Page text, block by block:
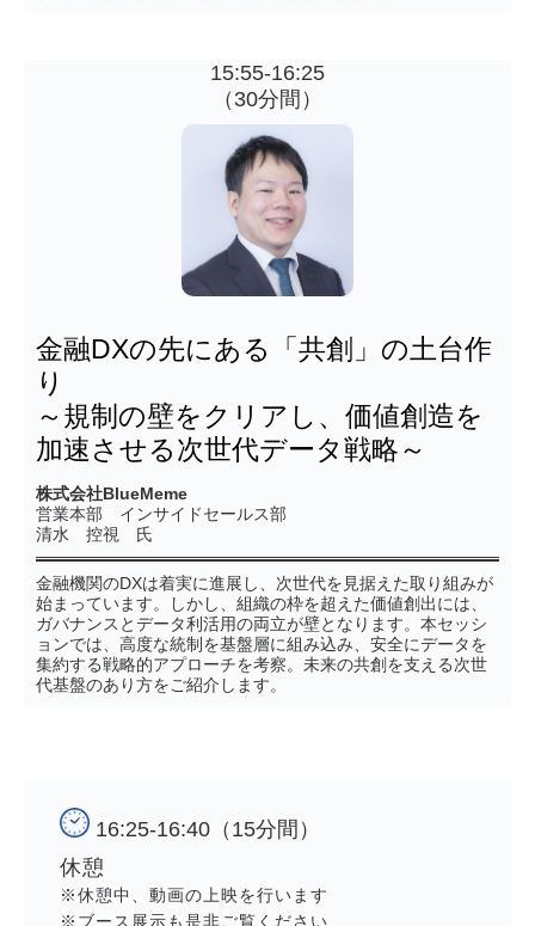
15:55-16:25
（30分間）
金融DXの先にある「共創」の土台作
り
～規制の壁をクリアし、価値創造を
加速させる次世代データ戦略～
株式会社BlueMeme
営業本部 インサイドセールス部
清水 控視 氏
金融機関のDXは着実に進展し、次世代を見据えた取り組みが
始まっています。しかし、組織の枠を超えた価値創出には、
ガバナンスとデータ利活用の両立が壁となります。本セッシ
ョンでは、高度な統制を基盤層に組み込み、安全にデータを
集約する戦略的アプローチを考察。未来の共創を支える次世
代基盤のあり方をご紹介します。
16:25-16:40（15分間）
休憩
※休憩中、動画の上映を行います
※ブース展示も是非ご覧ください